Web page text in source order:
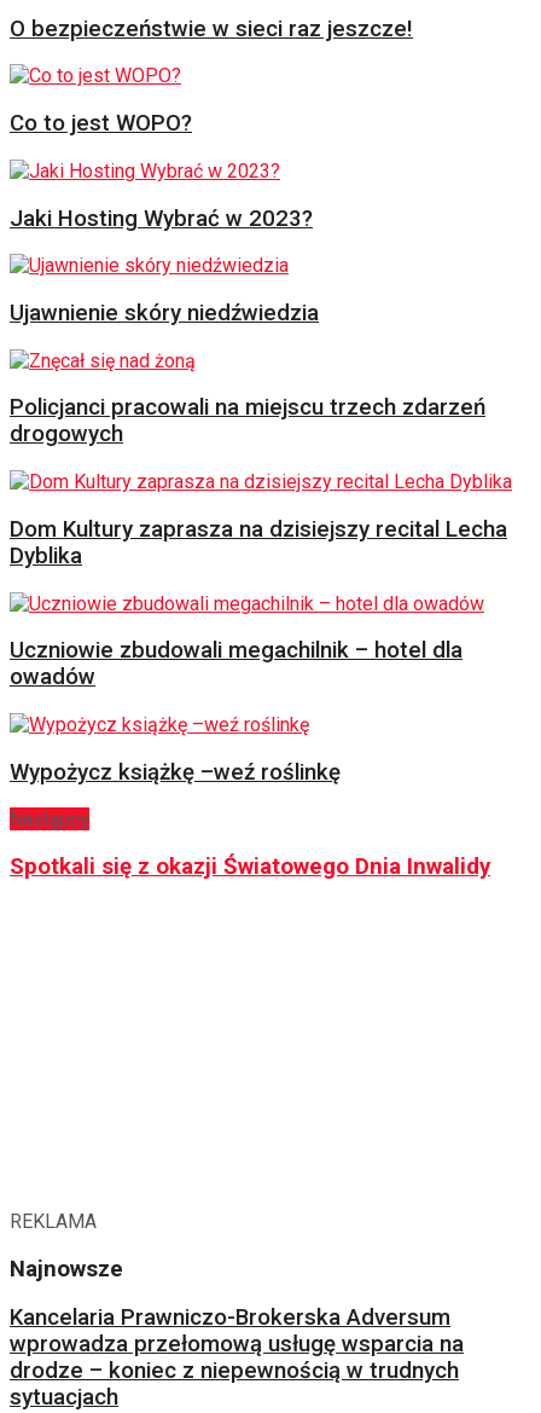
O bezpieczeństwie w sieci raz jeszcze!
Co to jest WOPO?
Jaki Hosting Wybrać w 2023?
Ujawnienie skóry niedźwiedzia
Policjanci pracowali na miejscu trzech zdarzeń
drogowych
Dom Kultury zaprasza na dzisiejszy recital Lecha
Dyblika
Uczniowie zbudowali megachilnik – hotel dla
owadów
Wypożycz książkę –weź roślinkę
Następny
Spotkali się z okazji Światowego Dnia Inwalidy
REKLAMA
Najnowsze
Kancelaria Prawniczo-Brokerska Adversum
wprowadza przełomową usługę wsparcia na
drodze – koniec z niepewnością w trudnych
sytuacjach